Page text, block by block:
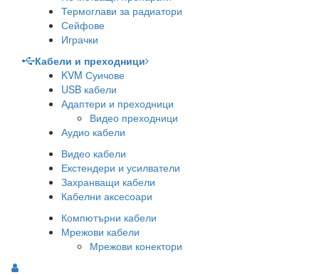
Термоглави за радиатори
Сейфове
Играчки
Кабели и преходници
KVM Суичове
USB кабели
Адаптери и преходници
Видео преходници
Аудио кабели
Видео кабели
Екстендери и усилватели
Захранващи кабели
Кабелни аксесоари
Компютърни кабели
Мрежови кабели
Мрежови конектори